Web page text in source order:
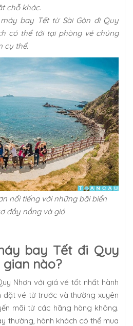
chỗ khác.
bay Tết từ Sài Gòn đi Quy
có thể tới tại phòng vé chúng
cụ thể.
nổi tiếng với những bãi biển
đầy nắng và gió
bay Tết đi Quy
nào?
Nhơn với giá vé tốt nhất hành
đặt vé từ trước và thường xuyên
mãi từ các hãng hàng không.
thường, hành khách có thể mua